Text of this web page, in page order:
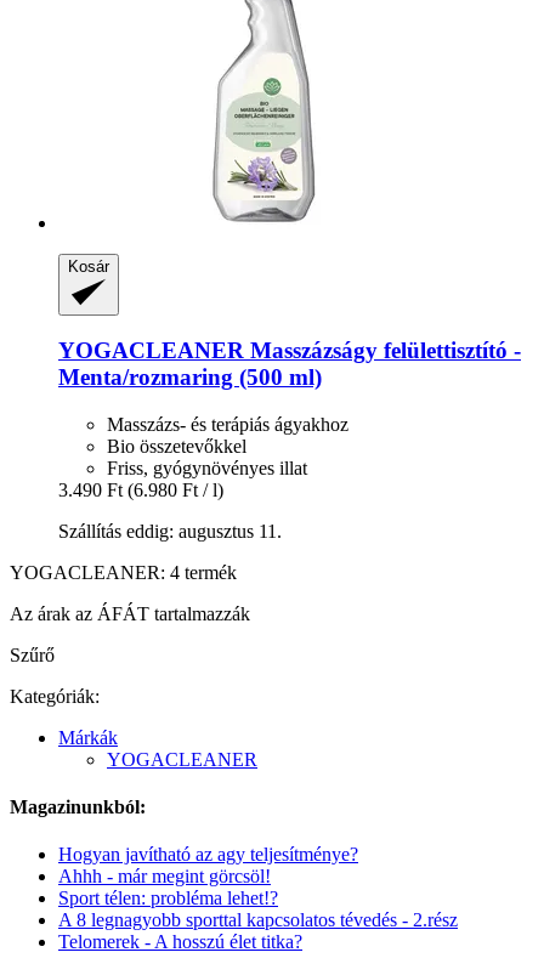
Kosár
YOGACLEANER Masszázságy felülettisztító -​
Menta/rozmaring (500 ml)
Masszázs- és terápiás ágyakhoz
Bio összetevőkkel
Friss, gyógynövényes illat
3.490 Ft (6.980 Ft / l)
Szállítás eddig: augusztus 11.
YOGACLEANER: 4 termék
Az árak az ÁFÁT tartalmazzák
Szűrő
Kategóriák:
Márkák
YOGACLEANER
Magazinunkból:
Hogyan javítható az agy teljesítménye?
Ahhh - már megint görcsöl!
Sport télen: probléma lehet!?
A 8 legnagyobb sporttal kapcsolatos tévedés - 2.rész
Telomerek - A hosszú élet titka?